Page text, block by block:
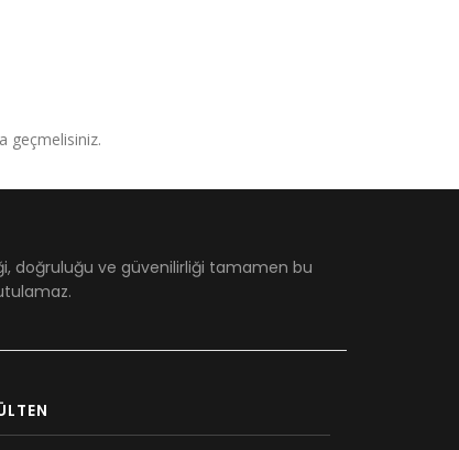
geçmelisiniz.
doğruluğu ve güvenilirliği tamamen bu